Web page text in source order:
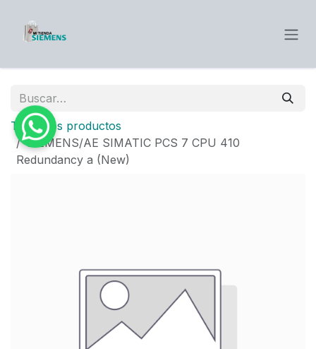
Todos los productos
SIEMENS/AE SIMATIC PCS 7 CPU 410
Redundancy a (New)